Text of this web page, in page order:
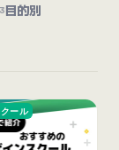
目的別
ール